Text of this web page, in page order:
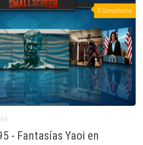
0 Comentarios
- Fantasías Yaoi en